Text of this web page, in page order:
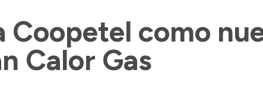
Coopetel como
Calor Gas